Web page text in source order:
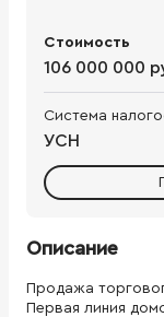
Стоимость
106 000 000
Система
УСН
Описание
Продажа
Первая линия